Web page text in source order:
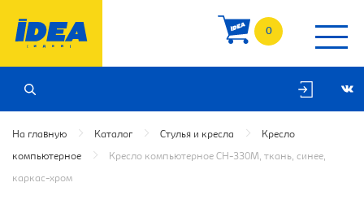
0
На главную Каталог Стулья и кресла Кресло
компьютерное Кресло компьютерное CH-330M, ткань, синее,
каркас-хром